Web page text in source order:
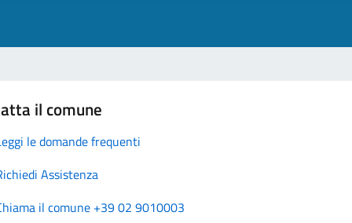
il comune
le domande frequenti
Assistenza
il comune +39 02 9010003